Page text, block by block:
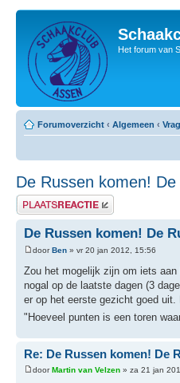
Het forum van
Forumoverzicht ‹ Algemeen ‹
De Russen komen!
Plaats een reactie
De Russen komen! De
doorBen » vr 20 jan 2012, 15:56
Zou het mogelijk zijn om iets
nogal op de laatste dagen (3
er op het eerste gezicht goed
"Hoeveel punten is een toren
Re: De Russen komen! De
doorMartin van Velzen » za 21 jan